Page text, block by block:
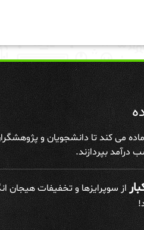
می کند تا دانشجویان و
درآمد بپردازند.
از سوپرایزها و تخفیفات هیجان